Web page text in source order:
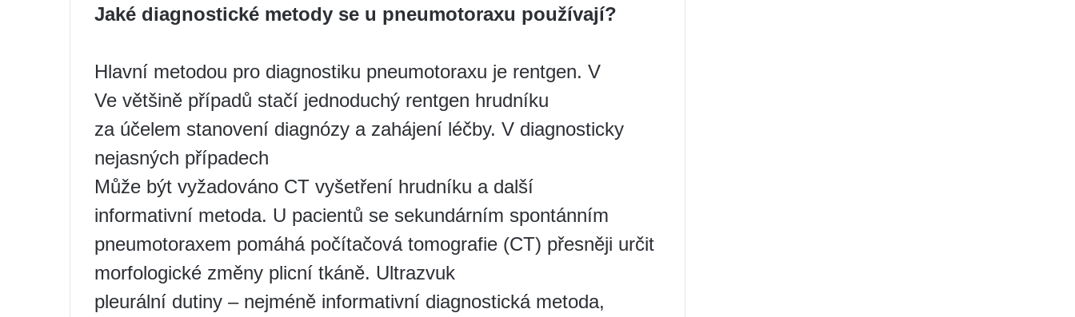
Jaké diagnostické metody se u pneumotoraxu používají?
Hlavní metodou pro diagnostiku pneumotoraxu je rentgen. V
Ve většině případů stačí jednoduchý rentgen hrudníku
za účelem stanovení diagnózy a zahájení léčby. V diagnosticky
nejasných případech
Může být vyžadováno CT vyšetření hrudníku a další
informativní metoda. U pacientů se sekundárním spontánním
pneumotoraxem pomáhá počítačová tomografie (CT) přesněji určit
morfologické změny plicní tkáně. Ultrazvuk
pleurální dutiny – nejméně informativní diagnostická metoda,